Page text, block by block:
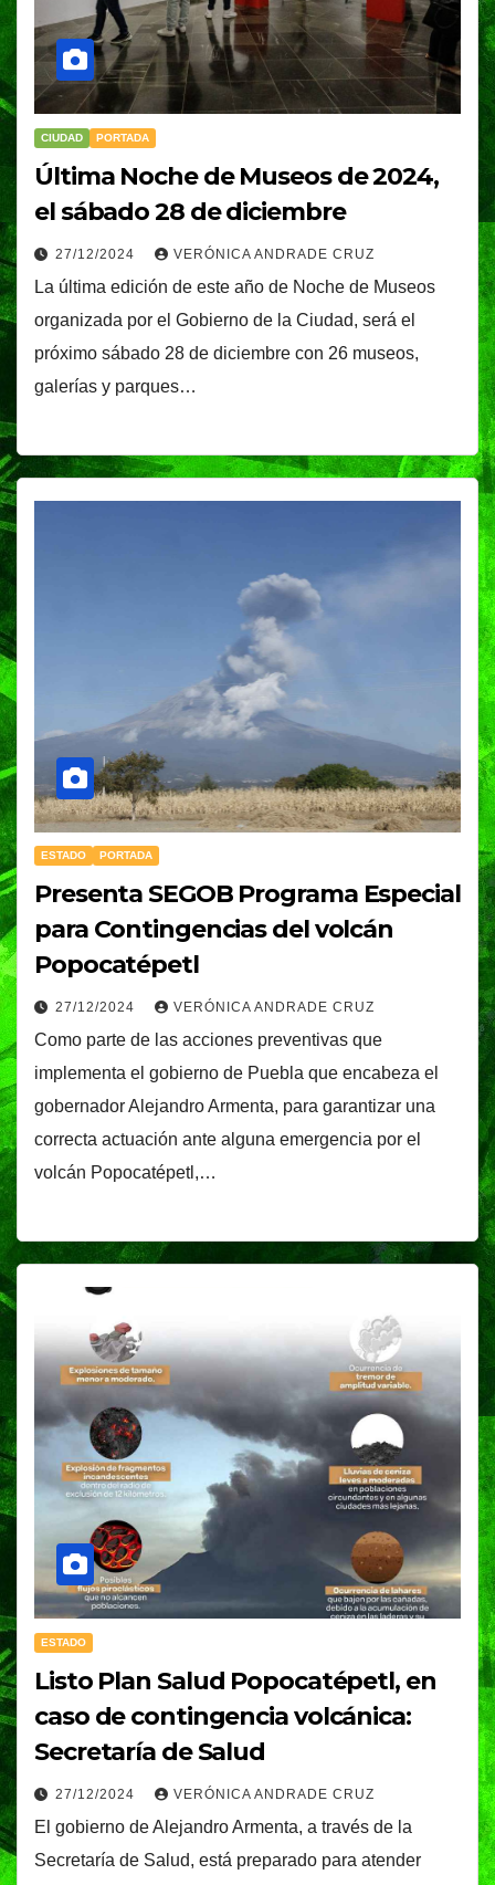
CIUDAD PORTADA
Última Noche de Museos de 2024,
el sábado 28 de diciembre
27/12/2024 VERÓNICA ANDRADE CRUZ
La última edición de este año de Noche de Museos
organizada por el Gobierno de la Ciudad, será el
próximo sábado 28 de diciembre con 26 museos,
galerías y parques…
ESTADO PORTADA
Presenta SEGOB Programa Especial
para Contingencias del volcán
Popocatépetl
27/12/2024 VERÓNICA ANDRADE CRUZ
Como parte de las acciones preventivas que
implementa el gobierno de Puebla que encabeza el
gobernador Alejandro Armenta, para garantizar una
correcta actuación ante alguna emergencia por el
volcán Popocatépetl,…
ESTADO
Listo Plan Salud Popocatépetl, en
caso de contingencia volcánica:
Secretaría de Salud
27/12/2024 VERÓNICA ANDRADE CRUZ
El gobierno de Alejandro Armenta, a través de la
Secretaría de Salud, está preparado para atender